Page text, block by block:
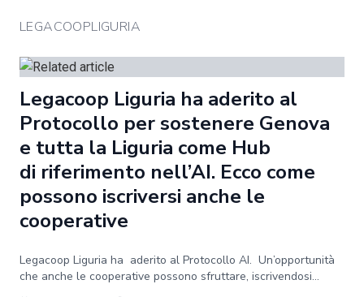
LEGACOOPLIGURIA
Legacoop Liguria ha aderito al
Protocollo per sostenere Genova
e tutta la Liguria come Hub
di riferimento nell’AI. Ecco come
possono iscriversi anche le
cooperative
Legacoop Liguria ha aderito al Protocollo AI. Un’opportunità
che anche le cooperative possono sfruttare, iscrivendosi...